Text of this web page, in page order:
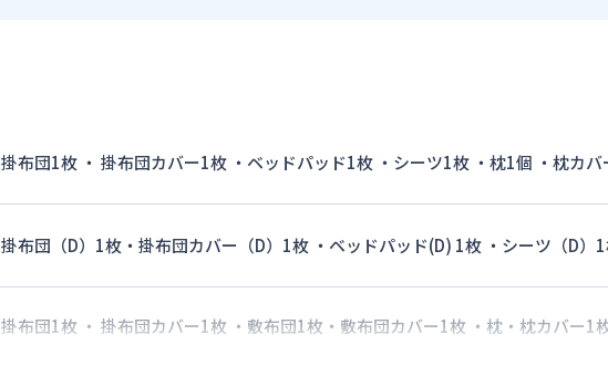
掛布団1枚 ・ 掛布団カバー1枚 ・ベッドパッド1枚 ・シーツ1枚 ・枕1個 ・枕カ
掛布団（D）1枚・掛布団カバー（D）1枚 ・ベッドパッド(D) 1枚 ・シーツ（D）
掛布団1枚 ・ 掛布団カバー1枚 ・敷布団1枚・敷布団カバー1枚 ・枕・枕カバー1